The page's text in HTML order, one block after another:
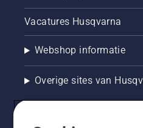
maaisystemen,
Trimmerdraad
Spoelsystemen
Vacatures Husqvarna
Webshop informatie
Overige sites van